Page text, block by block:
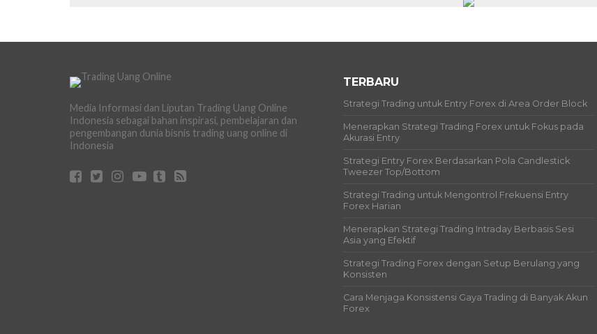
Media Informasi dan Liputan Trading Uang Online
Indonesia sebagai bahan inspirasi, pembelajaran dan
pengembangan dunia bisnis trading uang online di
Indonesia
TERBARU
Strategi Trading untuk Entry Forex di Area Order Block
Menerapkan Strategi Trading Forex untuk Fokus pada
Akurasi Entry
Strategi Entry Forex Berdasarkan Pola Candlestick
Tweezer Top/Bottom
Strategi Trading untuk Mengontrol Frekuensi Entry
Forex Harian
Menerapkan Strategi Trading Intraday Berbasis Sesi
Asia yang Efektif
Strategi Trading Forex dengan Setup Berulang yang
Konsisten
Cara Menjaga Konsistensi Gaya Trading di Banyak Akun
Forex